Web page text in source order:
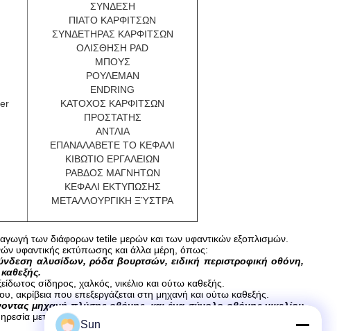
ΣΥΝΔΕΣΗ
ΠΙΑΤΟ ΚΑΡΦΙΤΣΩΝ
ΣΥΝΔΕΤΗΡΑΣ ΚΑΡΦΙΤΣΩΝ
ΟΛΙΣΘΗΣΗ PAD
ΜΠΟΥΣ
ΡΟΥΛΕΜΑΝ
ENDRING
ΚΑΤΟΧΟΣ ΚΑΡΦΙΤΣΩΝ
ΠΡΟΣΤΑΤΗΣ
ΑΝΤΛΙΑ
ΕΠΑΝΑΛΑΒΕΤΕ ΤΟ ΚΕΦΑΛΙ
ΚΙΒΩΤΙΟ ΕΡΓΑΛΕΙΩΝ
ΡΑΒΔΟΣ ΜΑΓΝΗΤΩΝ
ΚΕΦΑΛΙ ΕΚΤΥΠΩΣΗΣ
ΜΕΤΑΛΛΟΥΡΓΙΚΗ ΞΎΣΤΡΑ
των διάφορων tetile μερών και των υφαντικών εξοπλισμών.
υφαντικής εκτύπωσης και άλλα μέρη, όπως:
αλυσίδων, ρόδα βουρτσών, ειδική περιστροφική οθόνη,
σίδηρος, χαλκός, νικέλιο και ούτω καθεξής.
ακρίβεια που επεξεργάζεται στη μηχανή και ούτω καθεξής.
μηχανή πλύσης οθόνης, και ένα σύνολο οθόνης νικελίου
μεταπωλήσεων και εγκατάσταση της υπηρεσίας.
Sun